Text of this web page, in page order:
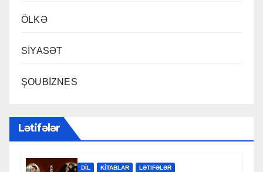
ÖLKƏ
SİYASƏT
ŞOUBİZNES
Lətifələr
DİL KİTABLAR LƏTIFƏLƏR